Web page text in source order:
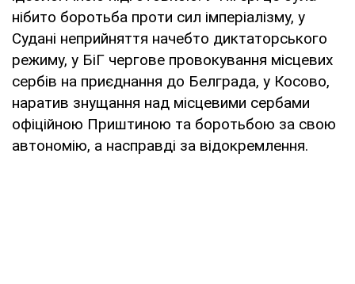
нібито боротьба проти сил імперіалізму, у
Судані неприйняття начебто диктаторського
режиму, у БіГ чергове провокування місцевих
сербів на приєднання до Белграда, у Косово,
наратив знущання над місцевими сербами
офіційною Приштиною та боротьбою за свою
автономію, а насправді за відокремлення.